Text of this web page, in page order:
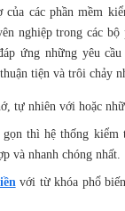
các phần mềm
nghiệp trong các
ứng những yêu
tiện và trôi chảy
tự nhiên với hoặc
gọn thì hệ thống kiểm
và nhanh chóng nhất.
với từ khóa phổ